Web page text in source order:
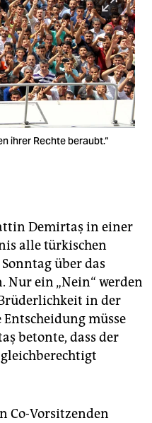
ihrer Rechte beraubt.“
Demirtaş in einer
alle türkischen
über das
Nur ein „Nein“ werden
in der
müsse
betonte, dass der
Co-Vorsitzenden